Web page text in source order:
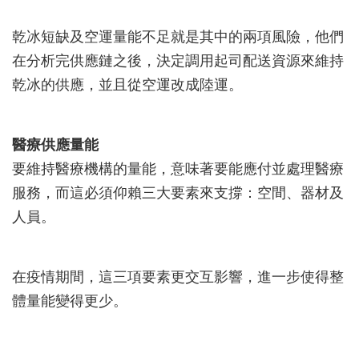
乾冰短缺及空運量能不足就是其中的兩項風險，他們
在分析完供應鏈之後，決定調用起司配送資源來維持
乾冰的供應，並且從空運改成陸運。
醫療供應量能
要維持醫療機構的量能，意味著要能應付並處理醫療
服務，而這必須仰賴三大要素來支撐：空間、器材及
人員。
在疫情期間，這三項要素更交互影響，進一步使得整
體量能變得更少。